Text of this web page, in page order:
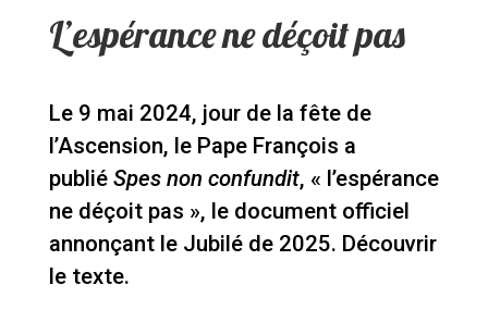
L’espérance ne déçoit pas
Le 9 mai 2024, jour de la fête de
l’Ascension, le Pape François a
publié Spes non confundit, « l’espérance
ne déçoit pas », le document officiel
annonçant le Jubilé de 2025. Découvrir
le texte.